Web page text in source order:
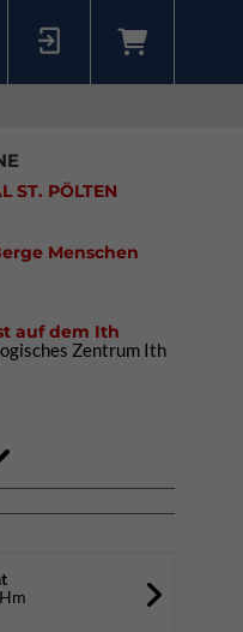
ST. PÖLTEN
Menschen
auf dem Ith
Zentrum Ith